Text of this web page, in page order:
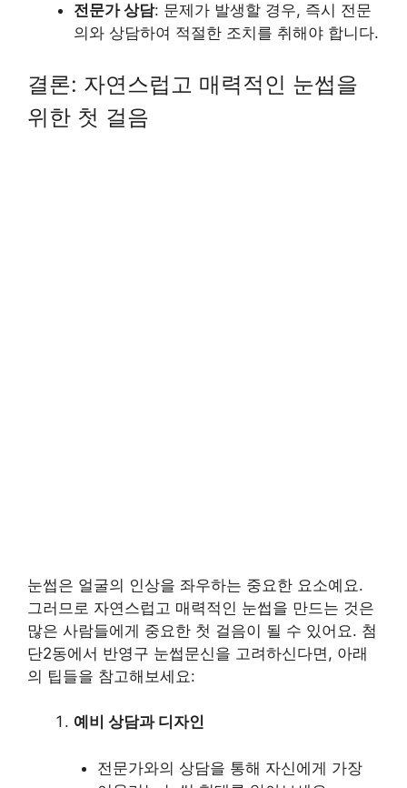
전문가 상담: 문제가 발생할 경우, 즉시 전문
의와 상담하여 적절한 조치를 취해야 합니다.
결론: 자연스럽고 매력적인 눈썹을
위한 첫 걸음
눈썹은 얼굴의 인상을 좌우하는 중요한 요소예요.
그러므로 자연스럽고 매력적인 눈썹을 만드는 것은
많은 사람들에게 중요한 첫 걸음이 될 수 있어요. 첨
단2동에서 반영구 눈썹문신을 고려하신다면, 아래
의 팁들을 참고해보세요:
예비 상담과 디자인
전문가와의 상담을 통해 자신에게 가장